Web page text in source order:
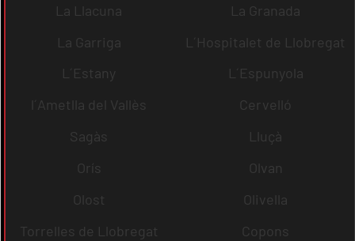
La Llacuna
La Granada
La Garriga
L´Hospitalet de Llobregat
L´Estany
L´Espunyola
l´Ametlla del Vallès
Cervelló
Sagàs
Lluçà
Orís
Olvan
Olost
Olivella
Torrelles de Llobregat
Copons